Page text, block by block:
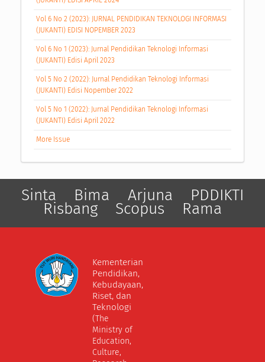
Vol 6 No 2 (2023): JURNAL PENDIDIKAN TEKNOLOGI INFORMASI
(JUKANTI) EDISI NOPEMBER 2023
Vol 6 No 1 (2023): Jurnal Pendidikan Teknologi Informasi
(JUKANTI) Edisi April 2023
Vol 5 No 2 (2022): Jurnal Pendidikan Teknologi Informasi
(JUKANTI) Edisi Nopember 2022
Vol 5 No 1 (2022): Jurnal Pendidikan Teknologi Informasi
(JUKANTI) Edisi April 2022
More Issue
Sinta Bima Arjuna PDDIKTI
Risbang Scopus Rama
Kementerian
Pendidikan,
Kebudayaan,
Riset, dan
Teknologi
(The
Ministry of
Education,
Culture,